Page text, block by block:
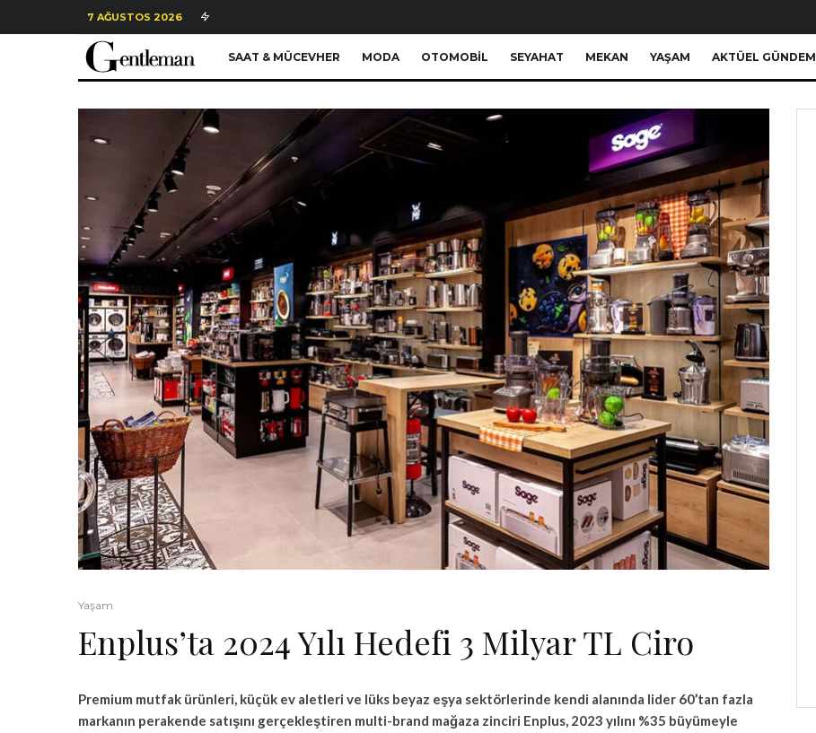
7 AĞUSTOS 2026
SAAT & MÜCEVHER MODA OTOMOBIL SEYAHAT MEKAN YAŞAM AKTÜEL GÜNDEM
Yaşam
Enplus’ta 2024 Yılı Hedefi 3 Milyar TL Ciro
Premium mutfak ürünleri, küçük ev aletleri ve lüks beyaz eşya sektörlerinde kendi alanında lider 60’tan fazla
markanın perakende satışını gerçekleştiren multi-brand mağaza zinciri Enplus, 2023 yılını %35 büyümeyle